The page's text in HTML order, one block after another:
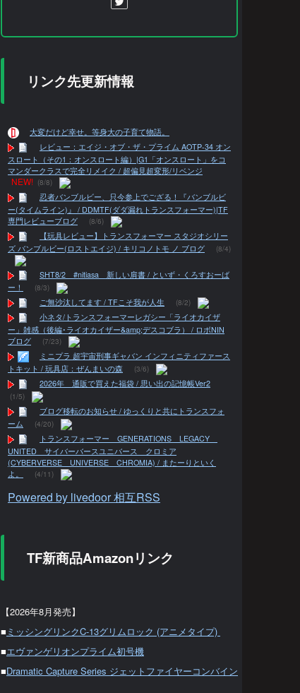
リンク先更新情報
大変だけど幸せ。等身大の子育て物語。
レビュー：エイジ・オブ・ザ・プライム AOTP-34 オン
スロート（その1：オンスロート編）|G1「オンスロート」をコ
マンダークラスで完全リメイク / 超偏見超変形/リベンジ
NEW! (8/8)
忍者バンブルビー、只今参上でござる！『バンブルビ
ー(タイムライン)』 / DDMTF(ダダ漏れトランスフォーマー)|TF
専門レビューブログ
(8/6)
【玩具レビュー】トランスフォーマー スタジオシリー
ズ バンブルビー(ロストエイジ) / キリコノトモ ノ ブログ
(8/4)
SHT8/2 #nitiasa 新しい肩書 / といず・くろすおーば
ー！
(8/3)
ご無沙汰してます / TFこそ我が人生 (8/2)
小ネタ/トランスフォーマーレガシー「ライオカイザ
ー」雑感（後編･ライオカイザー&amp;デスコブラ） / ロボNIN
ブログ
(7/23)
ミニプラ 超宇宙刑事ギャバン インフィニティファース
トキット / 玩具店：ぜんまいの森
(3/6)
2026年 通販で買えた福袋 / 思い出の記憶帳Ver2
(1/5)
ブログ移転のお知らせ / ゆっくりと共にトランスフォ
ーム
(4/20)
トランスフォーマー GENERATIONS LEGACY
UNITED サイバーバースユニバース クロミア
(CYBERVERSE UNIVERSE CHROMIA) / またーりといく
よ。
(4/11)
Powered by livedoor 相互RSS
TF新商品Amazonリンク
【2026年8月発売】
■ ミッシングリンクC-13グリムロック (アニメタイプ)
■エヴァンゲリオンプライム初号機
■Dramatic Capture Series ジェットファイヤーコンバイン